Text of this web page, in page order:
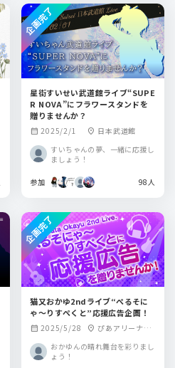
星街すいせい武道館ライブ“SUPE
R NOVA”にフラワースタンドを
贈りませんか？
calendar_month 2025/2/1 location_on 日本武道館
すいちゃんの夢、一緒に応援し
ましょう！
参加 98人
企画完了
猫又おかゆ2ndライブ“ぺるそに
ゃ～りすぺくと”応援広告企画！
calendar_month 2025/5/28 location_on ぴあアリーナM
おかゆんの晴れ舞台を彩りまし
ょう！
企画完了